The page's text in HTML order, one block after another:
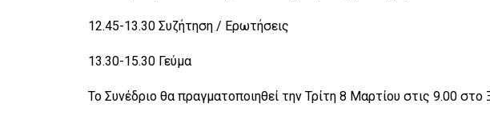
12.45-13.30 Συζήτηση / Ερωτήσεις
13.30-15.30 Γεύμα
Το Συνέδριο θα πραγματοποιηθεί την Τρίτη 8 Μαρτίου στις 9.00